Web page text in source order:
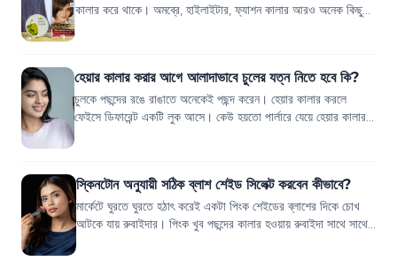
কালার করে থাকে। অমব্রে, হাইলাইটার, ফ্যাশন কালার আরও অনেক কিছুই
হেয়ার কালার করার আগে আলাদাভাবে চুলের যত্ন নিতে হবে কি?
চুলকে পছন্দের রঙে রাঙাতে অনেকেই পছন্দ করেন। হেয়ার কালার করলে
ফেইসে ডিফারেন্ট একটি লুক আসে। কেউ হয়তো পার্লারে যেয়ে হেয়ার কালার
স্কিনটোন অনুযায়ী সঠিক ব্লাশ শেইড সিলেক্ট করবেন কীভাবে?
মার্কেটে ঘুরতে ঘুরতে হঠাৎ করেই একটা পিংক শেইডের ব্লাশের দিকে চোখ
আটকে যায় রুবাইদার। পিংক খুব পছন্দের কালার হওয়ায় রুবাইদা সাথে সাথেই
ব্লাশটা কিনে ফেলে।...